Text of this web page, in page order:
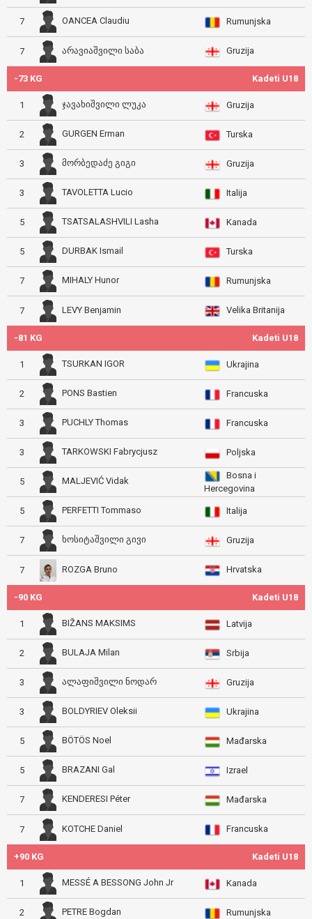
7 OANCEA Claudiu Rumunjska
7 არავიაშვილი საბა Gruzija
-73 KG Kadeti U18
1 ჯავახიშვილი ლუკა Gruzija
2 GURGEN Erman Turska
3 მორბედაძე გიგი Gruzija
3 TAVOLETTA Lucio Italija
5 TSATSALASHVILI Lasha Kanada
5 DURBAK Ismail Turska
7 MIHALY Hunor Rumunjska
7 LEVY Benjamin Velika Britanija
-81 KG Kadeti U18
1 TSURKAN IGOR Ukrajina
2 PONS Bastien Francuska
3 PUCHLY Thomas Francuska
3 TARKOWSKI Fabrycjusz Poljska
5 MALJEVIĆ Vidak
Bosna i
Hercegovina
5 PERFETTI Tommaso Italija
7 ხოსიტაშვილი გივი Gruzija
7 ROZGA Bruno Hrvatska
-90 KG Kadeti U18
1 BIŽANS MAKSIMS Latvija
2 BULAJA Milan Srbija
3 ალაფიშვილი ნოდარ Gruzija
3 BOLDYRIEV Oleksii Ukrajina
5 BÖTÖS Noel Mađarska
5 BRAZANI Gal Izrael
7 KENDERESI Péter Mađarska
7 KOTCHE Daniel Francuska
+90 KG Kadeti U18
1 MESSÉ A BESSONG John Jr Kanada
2 PETRE Bogdan Rumunjska